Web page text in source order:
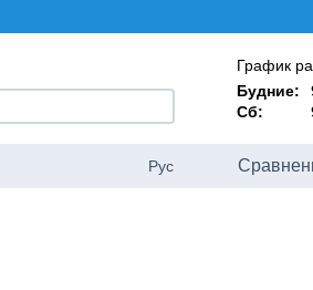
График
Будние:
Сб:
Рус